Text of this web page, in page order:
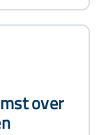
over